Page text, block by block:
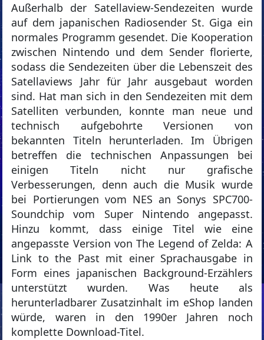
Außerhalb der Satellaview-Sendezeiten wurde
auf dem japanischen Radiosender St. Giga ein
normales Programm gesendet. Die Kooperation
zwischen Nintendo und dem Sender florierte,
sodass die Sendezeiten über die Lebenszeit des
Satellaviews Jahr für Jahr ausgebaut worden
sind. Hat man sich in den Sendezeiten mit dem
Satelliten verbunden, konnte man neue und
technisch aufgebohrte Versionen von
bekannten Titeln herunterladen. Im Übrigen
betreffen die technischen Anpassungen bei
einigen Titeln nicht nur grafische
Verbesserungen, denn auch die Musik wurde
bei Portierungen vom NES an Sonys SPC700-
Soundchip vom Super Nintendo angepasst.
Hinzu kommt, dass einige Titel wie eine
angepasste Version von The Legend of Zelda: A
Link to the Past mit einer Sprachausgabe in
Form eines japanischen Background-Erzählers
unterstützt wurden. Was heute als
herunterladbarer Zusatzinhalt im eShop landen
würde, waren in den 1990er Jahren noch
komplette Download-Titel.